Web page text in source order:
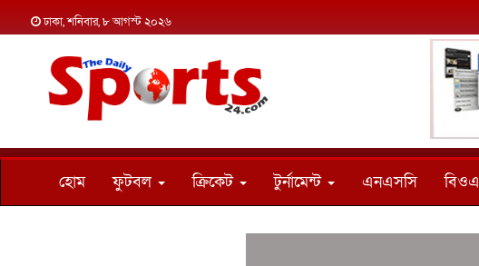
ঢাকা, শনিবার, ৮ আগস্ট ২০২৬
হোম ফুটবল ক্রিকেট টুর্নামেন্ট এনএসসি বিওএ